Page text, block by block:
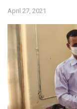
April 27, 2021